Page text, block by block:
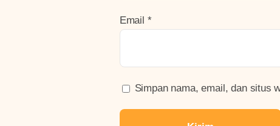
Email *
Simpan nama, email, dan situs